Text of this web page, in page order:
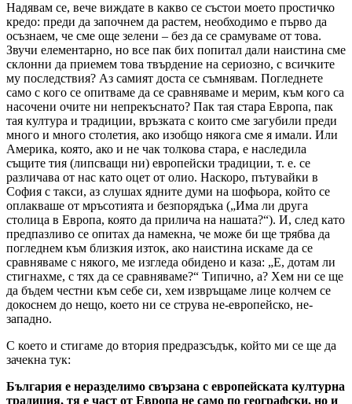
Надявам се, вече виждате в какво се състои моето простичко
кредо: преди да започнем да растем, необходимо е първо да
осъзнаем, че сме още зелени – без да се срамуваме от това.
Звучи елементарно, но все пак бих попитал дали наистина сме
склонни да приемем това твърдение на сериозно, с всичките
му последствия? Аз самият доста се съмнявам. Погледнете
само с кого се опитваме да се сравняваме и мерим, към кого са
насочени очите ни непрекъснато? Пак тая стара Европа, пак
тая култура и традиции, връзката с които сме загубили преди
много и много столетия, ако изобщо някога сме я имали. Или
Америка, която, ако и не чак толкова стара, е наследила
същите тия (липсващи ни) европейски традиции, т. е. се
различава от нас като оцет от олио. Наскоро, пътувайки в
София с такси, аз слушах ядните думи на шофьора, който се
оплакваше от мръсотията и безпорядъка („Има ли друга
столица в Европа, която да прилича на нашата?“). И, след като
предпазливо се опитах да намекна, че може би ще трябва да
погледнем към близкия изток, ако наистина искаме да се
сравняваме с някого, ме изгледа обидено и каза: „Е, дотам ли
стигнахме, с тях да се сравняваме?“ Типично, а? Хем ни се ще
да бъдем честни към себе си, хем извръщаме лице колчем се
докоснем до нещо, което ни се струва не-европейско, не-
западно.
С което и стигаме до втория предразсъдък, който ми се ще да
зачекна тук:
България е неразделимо свързана с европейската културна
традиция, тя е част от Европа не само по географски, но и